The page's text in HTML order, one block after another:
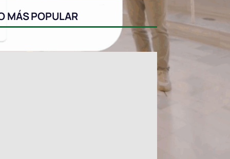
MÁS POPULAR